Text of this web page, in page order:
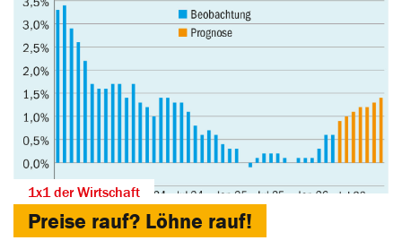
1x1 der Wirtschaft
Preise rauf? Löhne rauf!